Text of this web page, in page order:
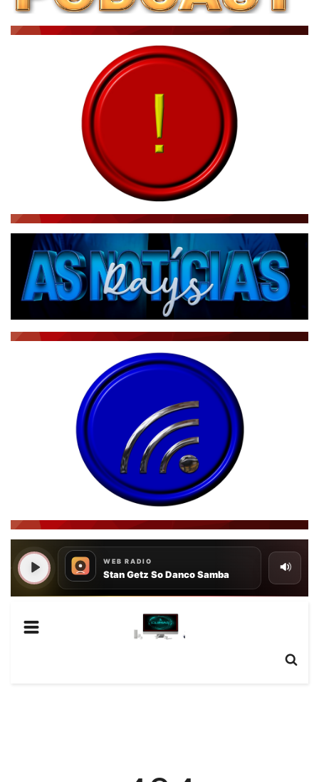
BRASIL MUNDO AO VIVO
O MUNDO É NOTÍCIA
JORNAL DO BRASIL
RÁDIO AGÊNCIA
NOTÍCIAS AO MINUTO
ACONTECEU...VIROU MANCHETE!